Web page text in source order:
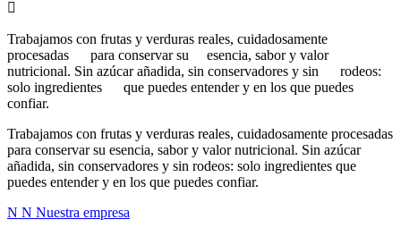
Trabajamos con frutas y verduras reales, cuidadosamente
procesadas para conservar su esencia, sabor y valor
nutricional. Sin azúcar añadida, sin conservadores y sin rodeos:
solo ingredientes que puedes entender y en los que puedes
confiar.
Trabajamos con frutas y verduras reales, cuidadosamente procesadas
para conservar su esencia, sabor y valor nutricional. Sin azúcar
añadida, sin conservadores y sin rodeos: solo ingredientes que
puedes entender y en los que puedes confiar.
N N Nuestra empresa